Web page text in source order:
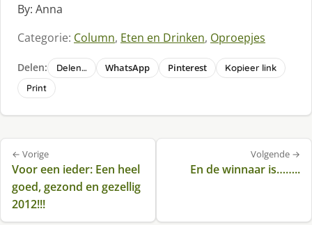
By: Anna
Categorie: Column, Eten en Drinken, Oproepjes
Delen: Delen… WhatsApp Pinterest
Kopieer link
Print
Bericht
navigatie
← Vorige
Voor een ieder: Een heel
goed, gezond en gezellig
2012!!!
Volgende →
En de winnaar is……..